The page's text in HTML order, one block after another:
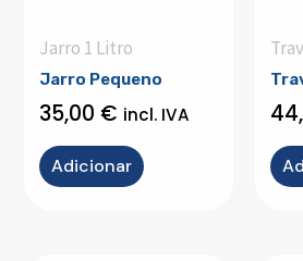
Jarro 1 Litro
Jarro Pequeno
35,00 € incl. IVA
Adicionar